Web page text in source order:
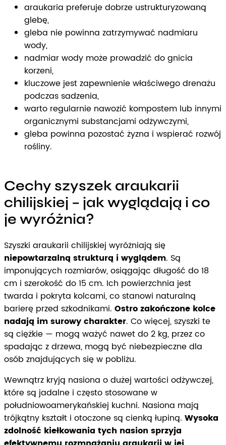
araukaria preferuje dobrze ustrukturyzowaną
glebę,
gleba nie powinna zatrzymywać nadmiaru
wody,
nadmiar wody może prowadzić do gnicia
korzeni,
kluczowe jest zapewnienie właściwego drenażu
podczas sadzenia,
warto regularnie nawozić kompostem lub innymi
organicznymi substancjami odżywczymi,
gleba powinna pozostać żyzna i wspierać rozwój
rośliny.
Cechy szyszek araukarii
chilijskiej – jak wyglądają i co
je wyróżnia?
Szyszki araukarii chilijskiej wyróżniają się
niepowtarzalną strukturą i wyglądem. Są
imponujących rozmiarów, osiągając długość do 18
cm i szerokość do 15 cm. Ich powierzchnia jest
twarda i pokryta kolcami, co stanowi naturalną
barierę przed szkodnikami. Ostro zakończone kolce
nadają im surowy charakter. Co więcej, szyszki te
są ciężkie — mogą ważyć nawet do 2 kg, przez co
spadając z drzewa, mogą być niebezpieczne dla
osób znajdujących się w pobliżu.
Wewnątrz kryją nasiona o dużej wartości odżywczej,
które są jadalne i często stosowane w
południowoamerykańskiej kuchni. Nasiona mają
trójkątny kształt i otoczone są cienką łupiną. Wysoka
zdolność kiełkowania tych nasion sprzyja